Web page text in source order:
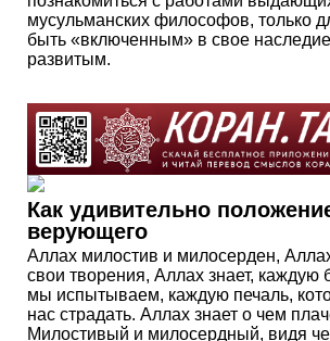
мусульманских философов, только
быть «включенным» в свое
развитым.
Как удивительно
верующего
Аллах милостив и милосерден,
свои творения, Аллах знает, каждую
мы испытываем, каждую печаль,
нас страдать. Аллах знает о чем
Милостивый и милосердный, видя